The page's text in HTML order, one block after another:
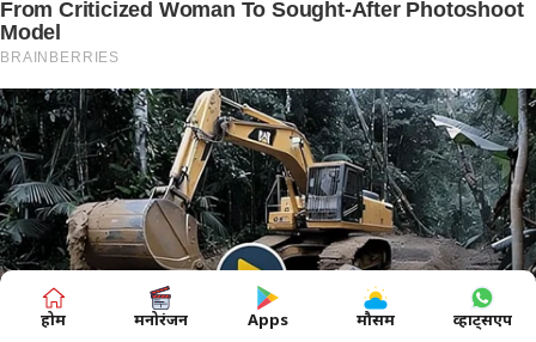
होम मनोरंजन Apps मौसम व्हाट्सएप